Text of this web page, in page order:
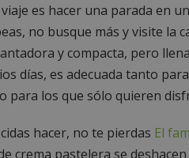
es hacer una parada en
no busque más y visite la
y compacta, pero
días, es adecuada tanto
para los que sólo quieren
hacer, no te pierdas El
crema pastelera se